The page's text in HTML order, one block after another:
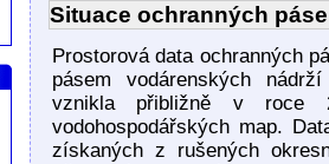
Situace ochranných
Prostorová data ochranných
pásem vodárenských
vznikla přibližně v roce
vodohospodářských map.
získaných z rušených